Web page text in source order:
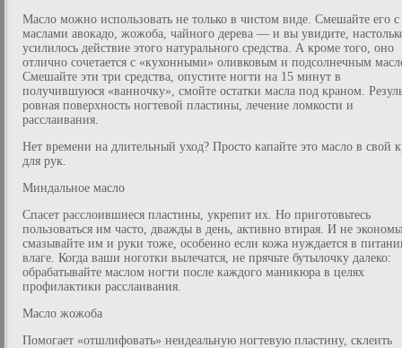
Масло можно использовать не только в чистом виде. Смешайте его с
маслами авокадо, жожоба, чайного дерева — и вы увидите,
усилилось действие этого натурального средства. А кроме того, оно
отлично сочетается с «кухонными» оливковым и подсолнечным
Смешайте эти три средства, опустите ногти на 15 минут в
получившуюся «ванночку», смойте остатки масла под краном.
ровная поверхность ногтевой пластины, лечение ломкости и
расслаивания.
Нет времени на длительный уход? Просто капайте это масло в свой
для рук.
Миндальное масло
Спасет расслоившиеся пластины, укрепит их. Но приготовьтесь
пользоваться им часто, дважды в день, активно втирая. И не
смазывайте им и руки тоже, особенно если кожа нуждается в
влаге. Когда ваши ноготки вылечатся, не прячьте бутылочку далеко:
обрабатывайте маслом ногти после каждого маникюра в целях
профилактики расслаивания.
Масло жожоба
Помогает «отшлифовать» неидеальную ногтевую пластину, склеить